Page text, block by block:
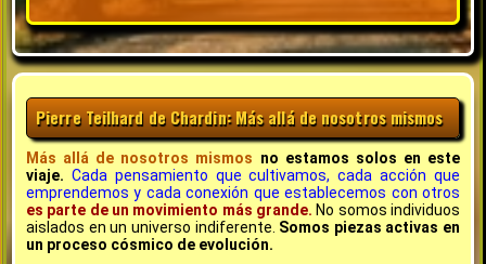
Pierre Teilhard de Chardin: Más allá de nosotros mismos
Más allá de nosotros mismos no estamos solos en este
viaje. Cada pensamiento que cultivamos, cada acción que
emprendemos y cada conexión que establecemos con otros
es parte de un movimiento más grande. No somos individuos
aislados en un universo indiferente. Somos piezas activas en
un proceso cósmico de evolución.